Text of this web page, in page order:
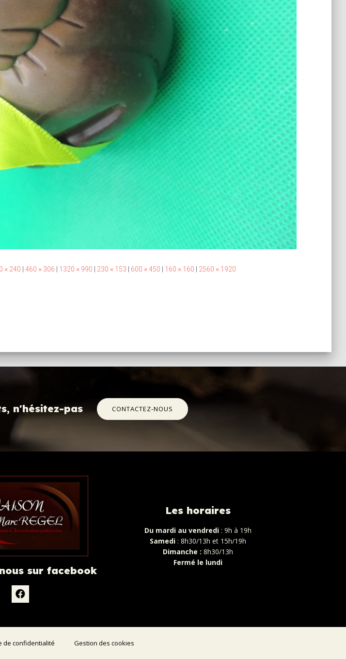
× 240 460 × 306 1320 × 990 230 × 153 600 × 450 160 × 160 2560 × 1920
n'hésitez-pas CONTACTEZ-NOUS
sur facebook
Les horaires
Du mardi au vendredi : 9h à 19h
Samedi : 8h30/13h et 15h/19h
Dimanche : 8h30/13h
Fermé le lundi
de confidentialité Gestion des cookies